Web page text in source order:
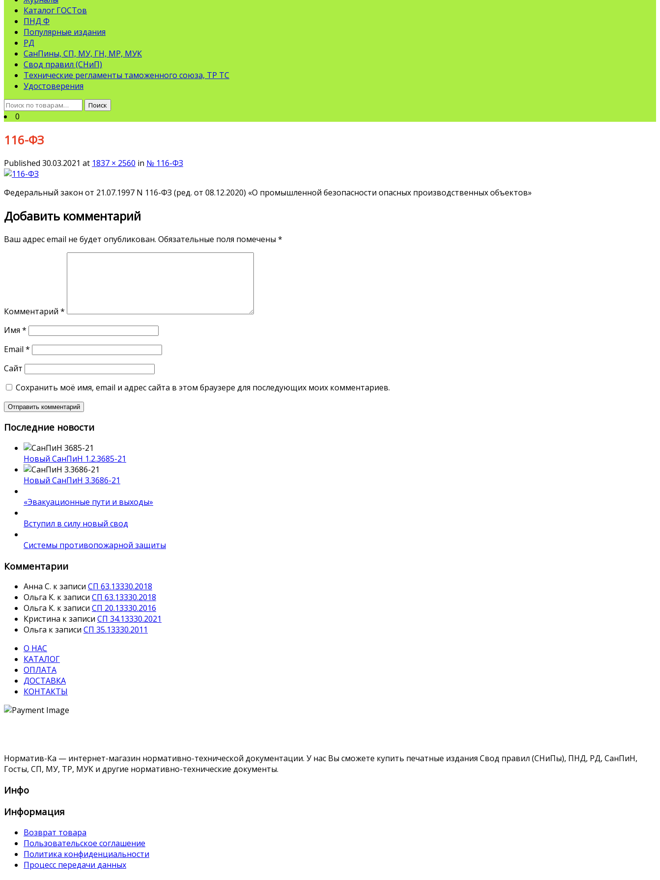
Каталог ГОСТов
ПНД Ф
Популярные издания
РД
СанПины, СП, МУ, ГН, МР, МУК
Свод правил (СНиП)
Технические регламенты таможенного союза, ТР ТС
Удостоверения
Искать:
Поиск
0
116-ФЗ
Published 30.03.2021 at 1837 × 2560 in № 116-ФЗ
Федеральный закон от 21.07.1997 N 116-ФЗ (ред. от 08.12.2020) «О промышленной безопасности опасных производственных объектов»
Добавить комментарий
Ваш адрес email не будет опубликован. Обязательные поля помечены *
Комментарий *
Имя *
Email *
Сайт
Сохранить моё имя, email и адрес сайта в этом браузере для последующих моих комментариев.
Последние новости
Новый СанПиН 1.2.3685-21
Новый СанПиН 3.3686-21
«Эвакуационные пути и выходы»
Вступил в силу новый свод
Системы противопожарной защиты
Комментарии
Анна С. к записи СП 63.13330.2018
Ольга К. к записи СП 63.13330.2018
Ольга К. к записи СП 20.13330.2016
Кристина к записи СП 34.13330.2021
Ольга к записи СП 35.13330.2011
О НАС
КАТАЛОГ
ОПЛАТА
ДОСТАВКА
КОНТАКТЫ
Норматив-Ка — интернет-магазин нормативно-технической документации. У нас Вы сможете купить печатные издания Свод правил (СНиПы), ПНД, РД, СанПиН,
Госты, СП, МУ, ТР, МУК и другие нормативно-технические документы.
Инфо
Информация
Возврат товара
Пользовательское соглашение
Политика конфиденциальности
Процесс передачи данных